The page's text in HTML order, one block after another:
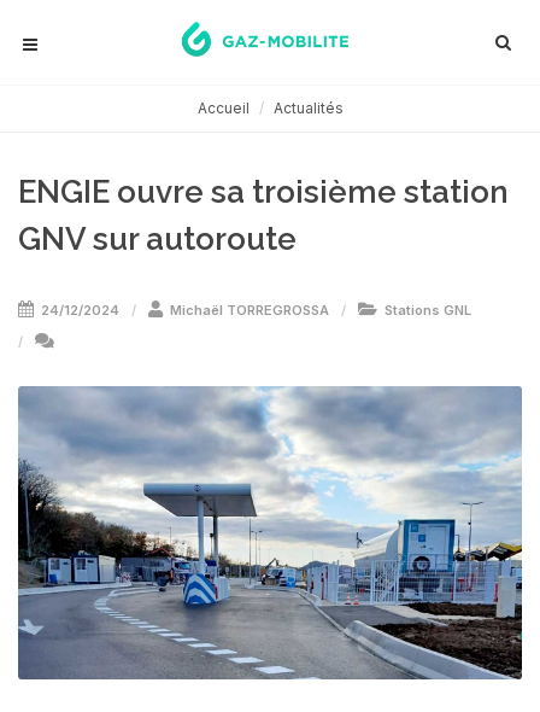
Accueil Actualités
ENGIE ouvre sa troisième station
GNV sur autoroute
24/12/2024 Michaël TORREGROSSA Stations GNL